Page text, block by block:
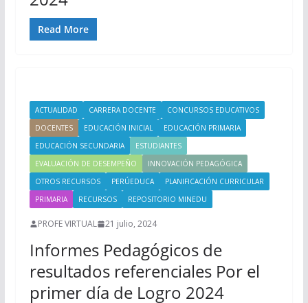
Read More
ACTUALIDAD CARRERA DOCENTE
CONCURSOS EDUCATIVOS
DOCENTES
EDUCACIÓN INICIAL
EDUCACIÓN PRIMARIA
EDUCACIÓN SECUNDARIA
ESTUDIANTES
EVALUACIÓN DE DESEMPEÑO
INNOVACIÓN PEDAGÓGICA
OTROS RECURSOS
PERÚEDUCA
PLANIFICACIÓN CURRICULAR
PRIMARIA
RECURSOS REPOSITORIO MINEDU
PROFE VIRTUAL 21 julio, 2024
Informes Pedagógicos de
resultados referenciales Por el
primer día de Logro 2024